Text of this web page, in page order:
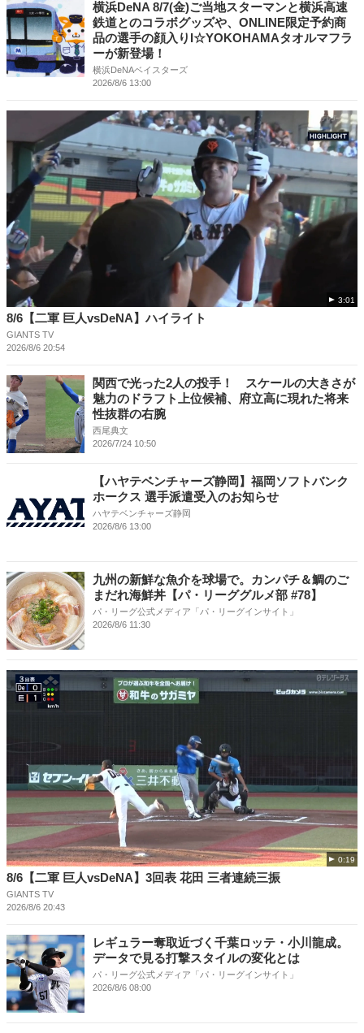
横浜DeNA 8/7(金)ご当地スターマンと横浜高速
鉄道とのコラボグッズや、ONLINE限定予約商
品の選手の顔入りI☆YOKOHAMAタオルマフラ
ーが新登場！
横浜DeNAベイスターズ
2026/8/6 13:00
3:01
8/6【二軍 巨人vsDeNA】ハイライト
GIANTS TV
2026/8/6 20:54
関西で光った2人の投手！ スケールの大きさが
魅力のドラフト上位候補、府立高に現れた将来
性抜群の右腕
西尾典文
2026/7/24 10:50
【ハヤテベンチャーズ静岡】福岡ソフトバンク
ホークス 選手派遣受入のお知らせ
ハヤテベンチャーズ静岡
2026/8/6 13:00
九州の新鮮な魚介を球場で。カンパチ＆鯛のご
まだれ海鮮丼【パ・リーググルメ部 #78】
パ・リーグ公式メディア「パ・リーグインサイト」
2026/8/6 11:30
0:19
8/6【二軍 巨人vsDeNA】3回表 花田 三者連続三振
GIANTS TV
2026/8/6 20:43
レギュラー奪取近づく千葉ロッテ・小川龍成。
データで見る打撃スタイルの変化とは
パ・リーグ公式メディア「パ・リーグインサイト」
2026/8/6 08:00